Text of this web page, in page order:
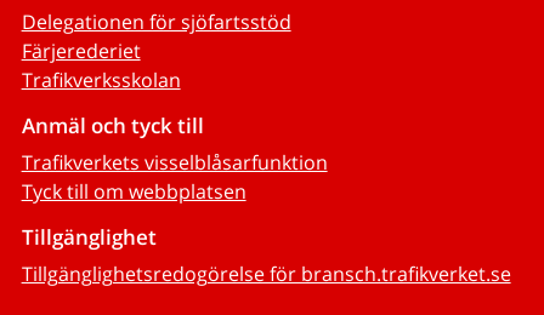
Delegationen för sjöfartsstöd
Färjerederiet
Trafikverksskolan
Anmäl och tyck till
Trafikverkets visselblåsarfunktion
Tyck till om webbplatsen
Tillgänglighet
Tillgänglighetsredogörelse för bransch.trafikverket.se